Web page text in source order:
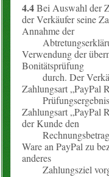
4.4Bei Auswahl der
der Verkäufer seine
Annahme der
Verwendung der
Bonitätsprüfung
durch. Der
Zahlungsart „PayPal
Zahlungsart „PayPal
der Kunde den
Rechnungsbetrag
Ware an PayPal zu
anderes
Zahlungsziel